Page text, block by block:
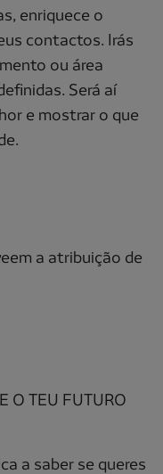
enriquece o
contactos. Irás
ou área
Será aí
e mostrar o que
a atribuição de
O TEU FUTURO
a saber se queres